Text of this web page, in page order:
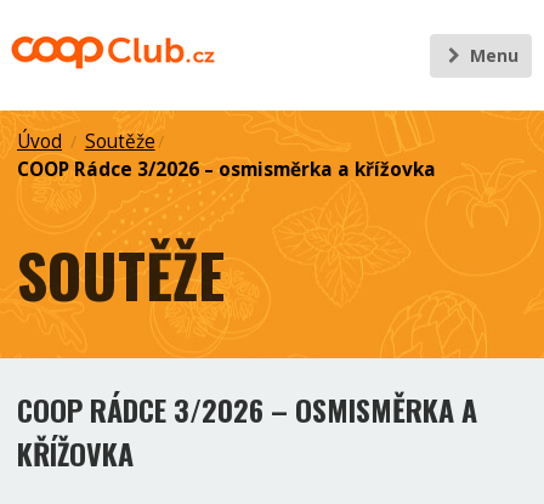
Menu
Úvod / Soutěže/
COOP Rádce 3/2026 – osmisměrka a křížovka
SOUTĚŽE
COOP RÁDCE 3/2026 – OSMISMĚRKA A
KŘÍŽOVKA